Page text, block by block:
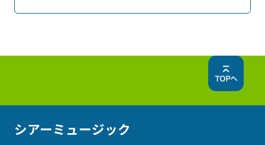
シアーミュージック